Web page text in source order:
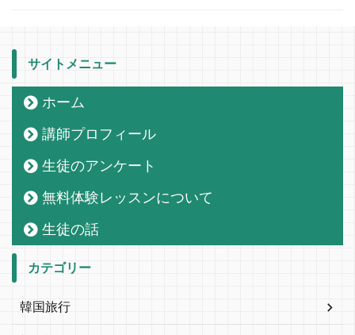
サイトメニュー
ホーム
講師プロフィール
生徒のアンケート
無料体験レッスンについて
生徒の話
カテゴリー
韓国旅行